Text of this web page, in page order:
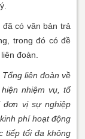
có văn bản trả
trong đó có đề
đoàn.
liên đoàn về
nhiệm vụ, tổ
đơn vị sự nghiệp
phí hoạt động
tiếp tối đa không